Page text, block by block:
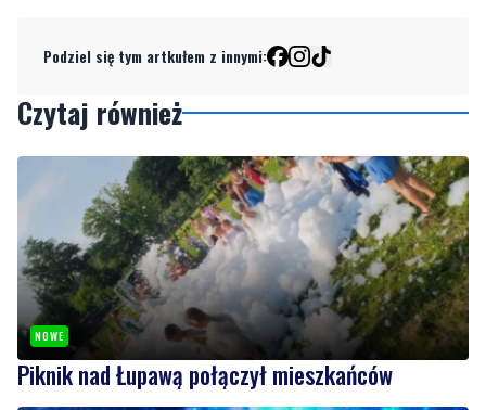
NOWE
Piknik nad Łupawą połączył mieszkańców